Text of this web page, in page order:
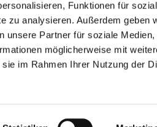
Funktionen für
zu analysieren. Außerdem geben
unsere Partner für soziale Medien,
möglicherweise mit
im Rahmen Ihrer Nutzung der